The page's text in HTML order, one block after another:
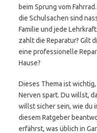
beim Sprung vom
die Schulsachen sind
Familie und jede
zahlt die Reparatur? Gilt
eine professionelle
Hause?
Dieses Thema ist
Nerven spart. Du willst,
willst sicher sein, wie du
diesem Ratgeber
erfährst, was üblich in